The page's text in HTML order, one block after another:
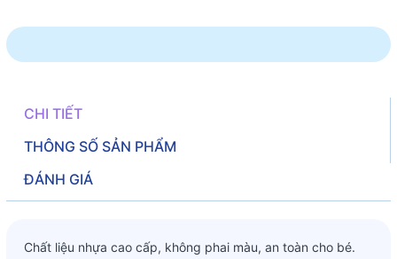
CHI TIẾT
THÔNG SỐ SẢN PHẨM
ĐÁNH GIÁ
Chất liệu nhựa cao cấp, không phai màu, an toàn cho bé.